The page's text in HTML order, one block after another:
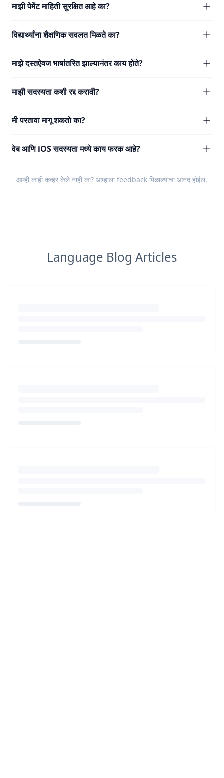
माझी पेमेंट माहिती सुरक्षित आहे का?
विद्यार्थ्यांना शैक्षणिक सवलत मिळते का?
माझे दस्तऐवज भाषांतरित झाल्यानंतर काय होते?
माझी सदस्यता कशी रद्द करावी?
मी परतावा मागू शकतो का?
वेब आणि iOS सदस्यता मध्ये काय फरक आहे?
आम्ही काही कव्हर केले नाही का? आम्हाला feedback मिळाल्याचा आनंद होईल.
Language Blog Articles